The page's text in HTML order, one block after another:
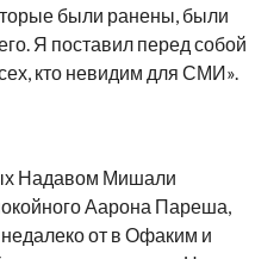
были ранены, были
Я поставил перед собой
кто невидим для СМИ».
Надавом Мишали
Аарона Пареша,
от в Офаким и